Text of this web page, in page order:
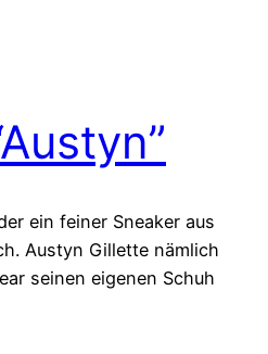
ein feiner Sneaker aus
Austyn Gillette nämlich
seinen eigenen Schuh